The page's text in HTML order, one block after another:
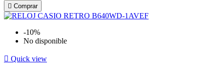
 Comprar
-10%
No disponible
 Quick view